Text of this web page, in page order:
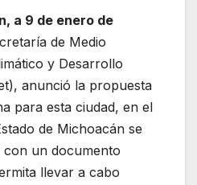
a 9 de enero de
de Medio
y Desarrollo
anunció la propuesta
para esta ciudad, en el
de Michoacán se
un documento
llevar a cabo